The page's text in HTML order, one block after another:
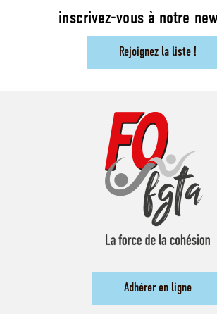
inscrivez-vous à notre
Rejoignez la liste !
Adhérer en ligne